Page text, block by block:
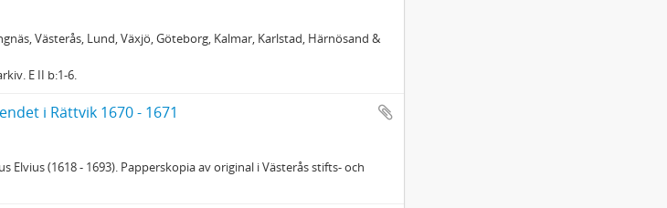
Västerås, Lund, Växjö, Göteborg, Kalmar, Karlstad, Härnösand &
E II b:1-6.
i Rättvik 1670 - 1671
Elvius (1618 - 1693). Papperskopia av original i Västerås stifts- och